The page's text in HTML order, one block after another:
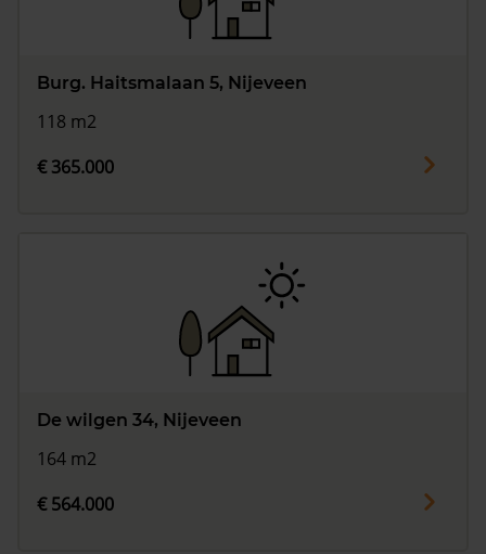
Burg. Haitsmalaan 5, Nijeveen
118 m2
€ 365.000
De wilgen 34, Nijeveen
164 m2
€ 564.000